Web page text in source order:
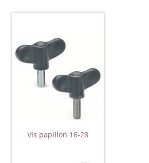
Vis papillon 16-28